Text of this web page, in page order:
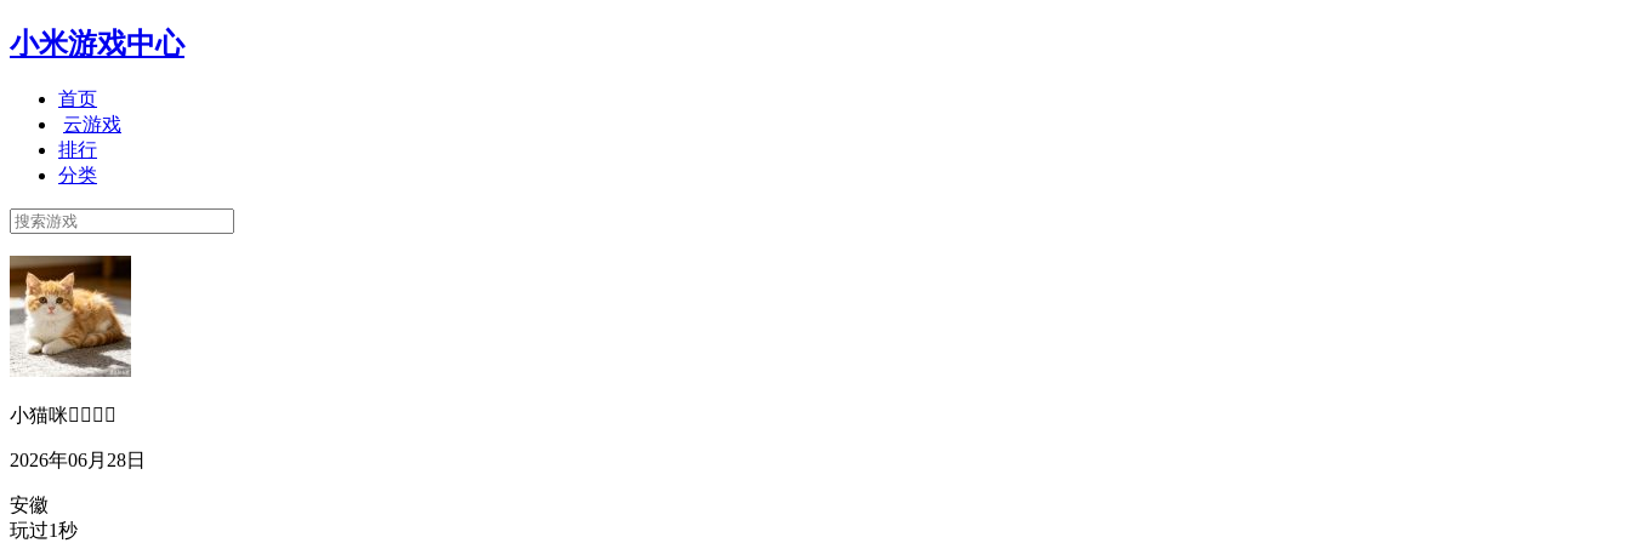
小米游戏中心
首页
云游戏
排行
分类
小猫咪👌🏻👌🏻
2026年06月28日
安徽
玩过1秒